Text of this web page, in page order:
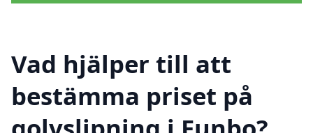
Vad hjälper till att
bestämma priset på